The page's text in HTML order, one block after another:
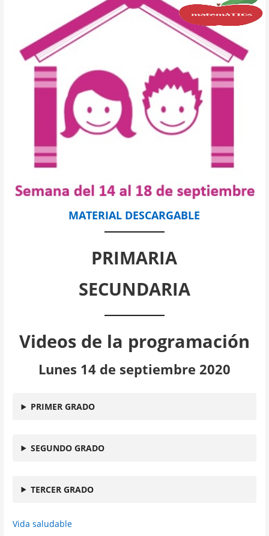
MATERIAL DESCARGABLE
PRIMARIA
SECUNDARIA
Videos de la programación
Lunes 14 de septiembre 2020
PRIMER GRADO
SEGUNDO GRADO
TERCER GRADO
Vida saludable